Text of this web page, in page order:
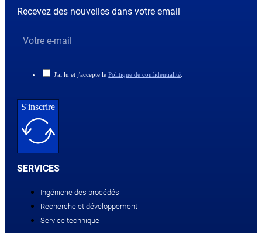
Recevez des nouvelles dans votre email
J'ai lu et j'accepte lePolitique de confidentialité
S'inscrire
SERVICES
Ingénierie des procédés
Recherche et développement
Service technique